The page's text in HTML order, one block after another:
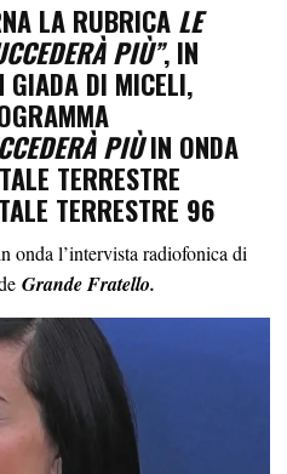
LA RUBRICA LE
PIÙ”, IN
GIADA DI MICELI,
PIÙIN ONDA
TERRESTRE
TERRESTRE 96
onda l’intervista radiofonica di
Grande Fratello.